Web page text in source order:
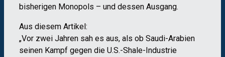
bisherigen Monopols – und dessen Ausgang.
Aus diesem Artikel:
„Vor zwei Jahren sah es aus, als ob Saudi-Arabien
seinen Kampf gegen die U.S.-Shale-Industrie